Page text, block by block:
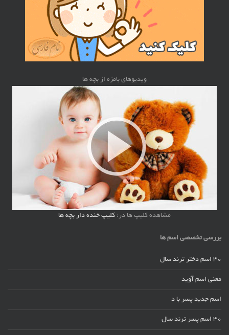
ویدیوهای بامزه از بچه ها
مشاهده کلیپ ها در: کلیپ خنده دار بچه ها
بررسی تخصصی اسم ها
30 اسم دختر ترند سال
معنی اسم آوید
اسم جدید پسر با د
30 اسم پسر ترند سال